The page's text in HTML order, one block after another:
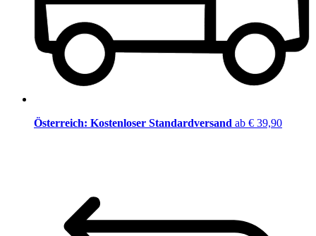
Österreich: Kostenloser Standardversand ab € 39,90